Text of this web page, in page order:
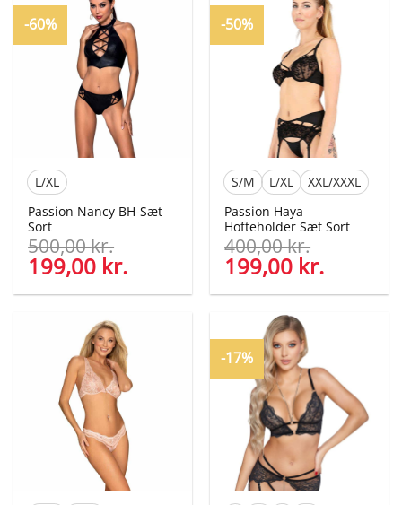
269,00 kr.. 149,00 kr.. 529,00 kr.. 399,00
-60%
L/XL
Passion Nancy BH-Sæt
Sort
500,00kr.
Den
oprindelige
pris
500,00 kr..
199,00 kr.
pris
199,00 kr..
-50%
S/M L/XL
XXL/XXXL
Passion Haya
Hofteholder Sæt Sort
400,00kr.
Den
oprindelige
pris
400,00 kr..
199,00 kr.
pris
-17%